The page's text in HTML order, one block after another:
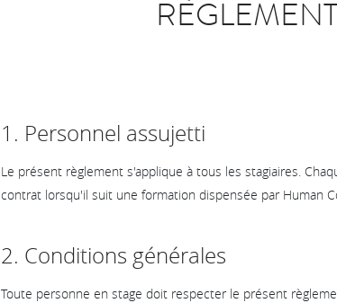
1. Personnel assujetti
Le présent règlement s'applique à tous les stagiaires.
contrat lorsqu'il suit une formation dispensée par Human
2. Conditions générales
Toute personne en stage doit respecter le présent